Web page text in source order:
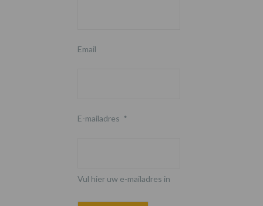
Email
E-mailadres *
Vul hier uw e-mailadres in